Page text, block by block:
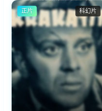
科幻片
正片